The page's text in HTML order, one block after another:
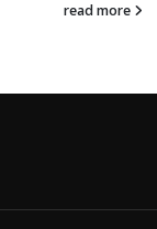
read more